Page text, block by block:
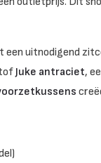
een uitnodigend
Juke antraciet,